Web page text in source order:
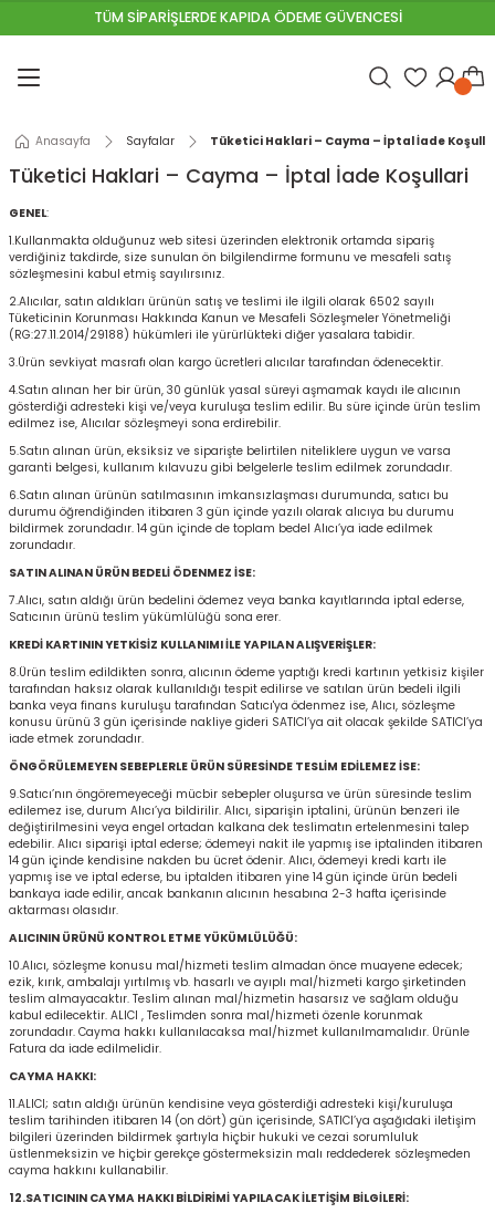
TÜM SİPARİŞLERDE KAPIDA ÖDEME GÜVENCESİ
Geri Dön
Tutucular
Geri Dön
Boyaları
Ürünleri
Boyaları
ve Kartonpiyer
Geri Dön
Geri Dön
Malzemeleri
Geri Dön
Mastik
Geri Dön
Galvanizli Teller
Geri Dön
Geri Dön
& ÇAKIL
SAC
HASIR
Geri Dön
Geri Dön
Yalıtımları
Geri Dön
HARÇLARI
HARÇLARI
Anasayfa Sayfalar Tüketici Haklari – Cayma – İptal İade
Tüketici Haklari – Cayma – İptal İade Koşullari
GENEL:
1.Kullanmakta olduğunuz web sitesi üzerinden elektronik ortamda sipariş
verdiğiniz takdirde, size sunulan ön bilgilendirme formunu ve mesafeli satış
sözleşmesini kabul etmiş sayılırsınız.
2.Alıcılar, satın aldıkları ürünün satış ve teslimi ile ilgili olarak 6502 sayılı
Tüketicinin Korunması Hakkında Kanun ve Mesafeli Sözleşmeler Yönetmeliği
(RG:27.11.2014/29188) hükümleri ile yürürlükteki diğer yasalara tabidir.
3.Ürün sevkiyat masrafı olan kargo ücretleri alıcılar tarafından ödenecektir.
4.Satın alınan her bir ürün, 30 günlük yasal süreyi aşmamak kaydı ile alıcının
gösterdiği adresteki kişi ve/veya kuruluşa teslim edilir. Bu süre içinde ürün teslim
edilmez ise, Alıcılar sözleşmeyi sona erdirebilir.
5.Satın alınan ürün, eksiksiz ve siparişte belirtilen niteliklere uygun ve varsa
garanti belgesi, kullanım kılavuzu gibi belgelerle teslim edilmek zorundadır.
6.Satın alınan ürünün satılmasının imkansızlaşması durumunda, satıcı bu
durumu öğrendiğinden itibaren 3 gün içinde yazılı olarak alıcıya bu durumu
bildirmek zorundadır. 14 gün içinde de toplam bedel Alıcı’ya iade edilmek
zorundadır.
SATIN ALINAN ÜRÜN BEDELİ ÖDENMEZ İSE:
7.Alıcı, satın aldığı ürün bedelini ödemez veya banka kayıtlarında iptal ederse,
Satıcının ürünü teslim yükümlülüğü sona erer.
KREDİ KARTININ YETKİSİZ KULLANIMI İLE YAPILAN ALIŞVERİŞLER:
8.Ürün teslim edildikten sonra, alıcının ödeme yaptığı kredi kartının yetkisiz kişiler
tarafından haksız olarak kullanıldığı tespit edilirse ve satılan ürün bedeli ilgili
banka veya finans kuruluşu tarafından Satıcı'ya ödenmez ise, Alıcı, sözleşme
konusu ürünü 3 gün içerisinde nakliye gideri SATICI’ya ait olacak şekilde SATICI’ya
iade etmek zorundadır.
ÖNGÖRÜLEMEYEN SEBEPLERLE ÜRÜN SÜRESİNDE TESLİM EDİLEMEZ İSE:
9.Satıcı’nın öngöremeyeceği mücbir sebepler oluşursa ve ürün süresinde teslim
edilemez ise, durum Alıcı’ya bildirilir. Alıcı, siparişin iptalini, ürünün benzeri ile
değiştirilmesini veya engel ortadan kalkana dek teslimatın ertelenmesini talep
edebilir. Alıcı siparişi iptal ederse; ödemeyi nakit ile yapmış ise iptalinden itibaren
14 gün içinde kendisine nakden bu ücret ödenir. Alıcı, ödemeyi kredi kartı ile
yapmış ise ve iptal ederse, bu iptalden itibaren yine 14 gün içinde ürün bedeli
bankaya iade edilir, ancak bankanın alıcının hesabına 2-3 hafta içerisinde
aktarması olasıdır.
ALICININ ÜRÜNÜ KONTROL ETME YÜKÜMLÜLÜĞÜ:
10.Alıcı, sözleşme konusu mal/hizmeti teslim almadan önce muayene edecek;
ezik, kırık, ambalajı yırtılmış vb. hasarlı ve ayıplı mal/hizmeti kargo şirketinden
teslim almayacaktır. Teslim alınan mal/hizmetin hasarsız ve sağlam olduğu
kabul edilecektir. ALICI , Teslimden sonra mal/hizmeti özenle korunmak
zorundadır. Cayma hakkı kullanılacaksa mal/hizmet kullanılmamalıdır. Ürünle
Fatura da iade edilmelidir.
CAYMA HAKKI:
11.ALICI; satın aldığı ürünün kendisine veya gösterdiği adresteki kişi/kuruluşa
teslim tarihinden itibaren 14 (on dört) gün içerisinde, SATICI’ya aşağıdaki iletişim
bilgileri üzerinden bildirmek şartıyla hiçbir hukuki ve cezai sorumluluk
üstlenmeksizin ve hiçbir gerekçe göstermeksizin malı reddederek sözleşmeden
cayma hakkını kullanabilir.
12.SATICININ CAYMA HAKKI BİLDİRİMİ YAPILACAK İLETİŞİM BİLGİLERİ: